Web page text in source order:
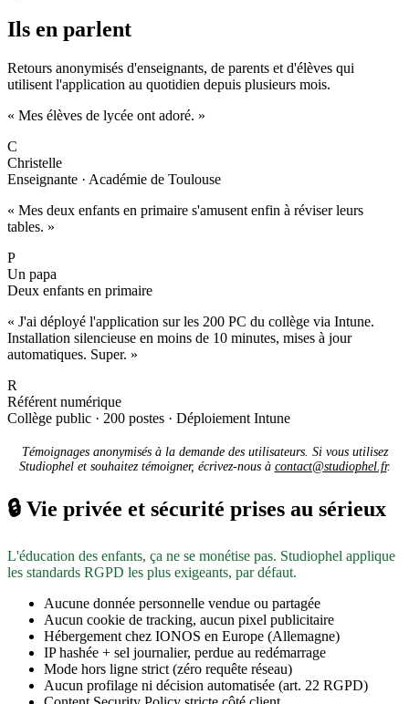
Ils en parlent
Retours anonymisés d'enseignants, de parents et d'élèves qui
utilisent l'application au quotidien depuis plusieurs mois.
« Mes élèves de lycée ont adoré. »
C
Christelle
Enseignante · Académie de Toulouse
« Mes deux enfants en primaire s'amusent enfin à réviser leurs
tables. »
P
Un papa
Deux enfants en primaire
« J'ai déployé l'application sur les 200 PC du collège via Intune.
Installation silencieuse en moins de 10 minutes, mises à jour
automatiques. Super. »
R
Référent numérique
Collège public · 200 postes · Déploiement Intune
Témoignages anonymisés à la demande des utilisateurs. Si vous utilisez
Studiophel et souhaitez témoigner, écrivez-nous à contact@studiophel.fr.
🔒 Vie privée et sécurité prises au sérieux
L'éducation des enfants, ça ne se monétise pas. Studiophel applique
les standards RGPD les plus exigeants, par défaut.
Aucune donnée personnelle vendue ou partagée
Aucun cookie de tracking, aucun pixel publicitaire
Hébergement chez IONOS en Europe (Allemagne)
IP hashée + sel journalier, perdue au redémarrage
Mode hors ligne strict (zéro requête réseau)
Aucun profilage ni décision automatisée (art. 22 RGPD)